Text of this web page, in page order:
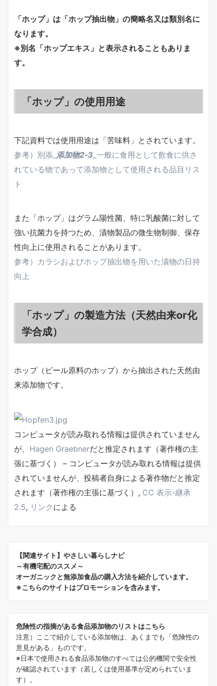
「ホップ」は「ホップ抽出物」の簡略名又は類別名に
なります。
※別名「ホップエキス」と表示されることもありま
す。
「ホップ」の使用用途
下記資料では使用用途は「苦味料」とされています。
参考）別添_ 添加物2‐3 _一般に食用として飲食に供さ
れている物であって添加物として使用される品目リス
ト
また「ホップ」はグラム陽性菌、特に乳酸菌に対して
強い抗菌力を持つため、漬物製品の微生物制御、保存
性向上に使用されることがあります。
参考）カラシおよびホップ抽出物を用いた漬物の日持
向上
「ホップ」の製造方法（天然由来or化
学合成）
ホップ（ビール原料のホップ）から抽出された天然由
来添加物です。
コンピュータが読み取れる情報は提供されていません
が、 Hagen Graebnerだと推定されます（著作権の主
張に基づく） – コンピュータが読み取れる情報は提供
されていませんが、 投稿者自身による著作物だと推定
されます（著作権の主張に基づく）, CC 表示-継承
2.5, リンク による
【関連サイト】やさしい暮らしナビ
～有機宅配のススメ～
オーガニックと無添加食品の購入方法を紹介しています。
※こちらのサイトはプロモーションを含みます。
危険性の指摘がある食品添加物のリストはこちら
注意）ここで紹介している添加物は、あくまでも「危険性の
意見がある」ものです。
※日本で使用される食品添加物のすべては公的機関で安全性
が確認されています（若しくは使用基準が定められていま
す）。